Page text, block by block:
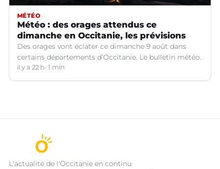
MÉTÉO
Météo : des orages attendus ce
dimanche en Occitanie, les prévisions
Des orages vont éclater ce dimanche 9 août dans
certains départements d’Occitanie. Le bulletin météo.
il y a 22 h 1 min
L'actualité de l'Occitanie en continu